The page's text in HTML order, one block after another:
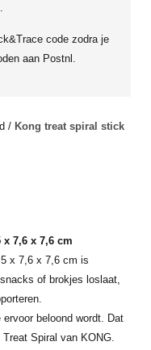
code zodra je
aan Postnl.
/ Kong treat spiral stick
7,6 x 7,6 cm
x 7,6 x 7,6 cm is
of brokjes loslaat,
beloond wordt. Dat
Spiral van KONG.